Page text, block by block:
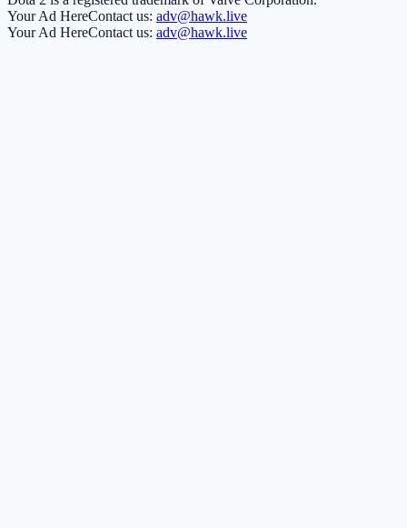
Your Ad HereContact us: adv@hawk.live
Your Ad HereContact us: adv@hawk.live